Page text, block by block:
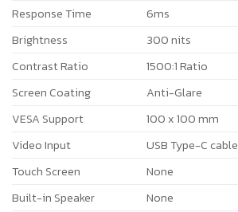
Response Time
6ms
Brightness
300 nits
Contrast Ratio
1500:1 Ratio
Screen Coating
Anti-Glare
VESA Support
100 x 100 mm
Video Input
USB Type-C cable
Touch Screen
None
Built-in Speaker
None